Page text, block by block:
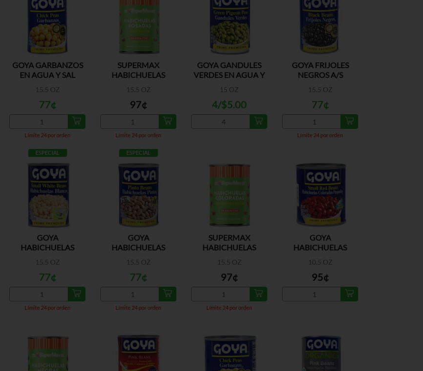
GOYA GARBANZOS
EN AGUA Y SAL
15.5 OZ
Límite 24 por orden
77¢
SUPERMAX
HABICHUELAS
15.5 OZ
Límite 24 por orden
97¢
GOYA GANDULES
VERDES EN AGUA Y
15 OZ
4/$5.00
GOYA FRIJOLES
NEGROS A/S
15.5 OZ
Límite 24 por orden
77¢
ESPECIAL
GOYA
HABICHUELAS
Y SAL
15.5 OZ
Límite 24 por orden
77¢
ESPECIAL
GOYA
HABICHUELAS
SAL
15.5 OZ
Límite 24 por orden
77¢
SUPERMAX
HABICHUELAS
15.5 OZ
Límite 24 por orden
97¢
GOYA
HABICHUELAS
PEQUENAS A/S
10.5 OZ
95¢